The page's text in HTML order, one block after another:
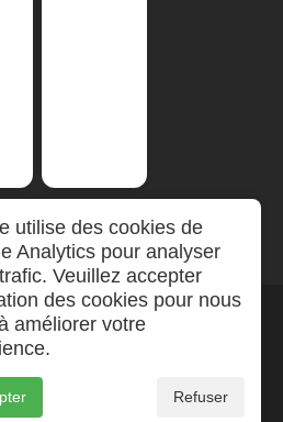
utilise des cookies de
Analytics pour analyser
Veuillez accepter
des cookies pour nous
améliorer votre
Refuser